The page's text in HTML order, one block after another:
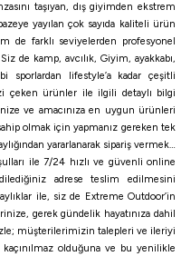
taşıyan, dış giyimden ekstrem
yayılan çok sayıda kaliteli ürün
de farklı seviyelerden profesyonel
de kamp, avcılık, Giyim, ayakkabı,
sporlardan lifestyle’a kadar çeşitli
çeken ürünler ile ilgili detaylı bilgi
ve amacınıza en uygun ürünleri
olmak için yapmanız gereken tek
yararlanarak sipariş vermek…
ile 7/24 hızlı ve güvenli online
adrese teslim edilmesini
ile, siz de Extreme Outdoor’in
gerek gündelik hayatınıza dahil
müşterilerimizin talepleri ve ileriyi
kaçınılmaz olduğuna ve bu yenilikle